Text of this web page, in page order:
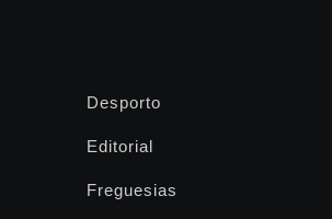
Desporto
Editorial
Freguesias